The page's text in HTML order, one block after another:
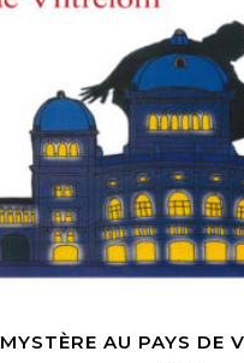
MYSTÈRE AU PAYS DE